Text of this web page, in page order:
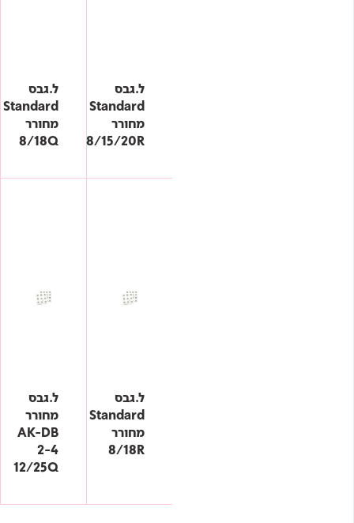
ל.גבס
Standard
מחורר
8/15/20R
ל.גבס
Standard
מחורר
8/18Q
ל.גבס
Standard
מחורר
8/18R
ל.גבס
מחורר
AK-DB
2-4
12/25Q